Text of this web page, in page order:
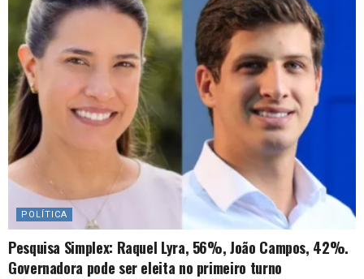
POLÍTICA
Pesquisa Simplex: Raquel Lyra, 56%, João Campos, 42%.
Governadora pode ser eleita no primeiro turno